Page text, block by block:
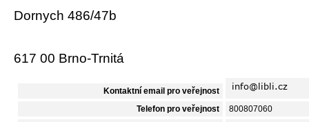
Dornych 486/47b
617 00 Brno-Trnitá
Kontaktní email pro veřejnost
Telefon pro veřejnost 800807060